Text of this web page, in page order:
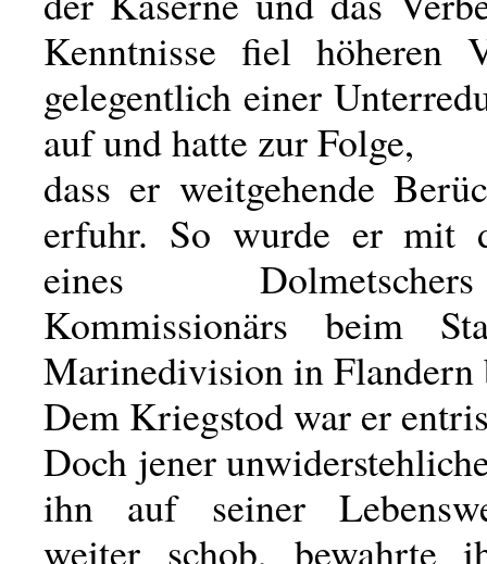
Kenntnisse fiel höheren
gelegentlich einer
auf und hatte zur Folge,
dass er weitgehende
erfuhr. So wurde er mit
eines
Kommissionärs beim
Marinedivision in Flandern
Dem Kriegstod war er
Doch jener
ihn auf seiner
weiter schob, bewahrte